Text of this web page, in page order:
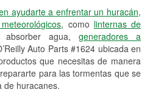
ayudarte a enfrentar un huracán,
, como linternas de
agua, generadores a
Auto Parts #1624 ubicada en
que necesitas de manera
para las tormentas que se
de huracanes.